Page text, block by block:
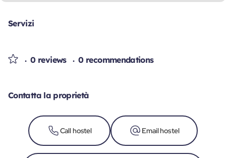
Servizi
0 reviews 0 recommendations
Contatta la proprietà
Call hostel Email hostel